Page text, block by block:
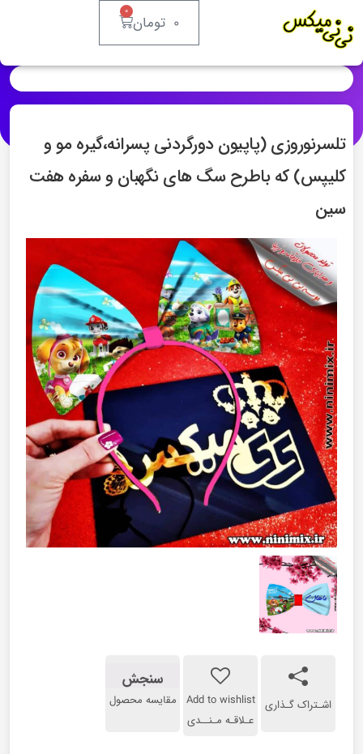
۰ تومان ۰
تلسرنوروزی (پاپیون دورگردنی پسرانه،گیره مو و
کلیپس) که باطرح سگ های نگهبان و سفره هفت
سین
اشـتراک گـذاری Add to wishlist
عـلاقـه مـنــدی
سنجش
مقایسه محصول